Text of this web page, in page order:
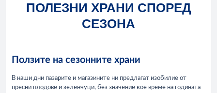
ПОЛЕЗНИ ХРАНИ СПОРЕД
СЕЗОНА
Ползите на сезонните храни
В наши дни пазарите и магазините ни предлагат изобилие от
пресни плодове и зеленчуци, без значение кое време на годината